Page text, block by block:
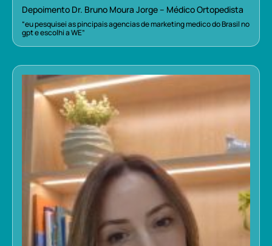
Depoimento Dr. Bruno Moura Jorge – Médico Ortopedista
“eu pesquisei as pincipais agencias de marketing medico do Brasil no
gpt e escolhi a WE”